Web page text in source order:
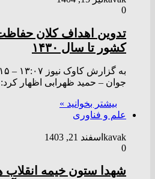
0
تدوین اهداف کلان
کشور تا سال ۱۴۳۰
جوان – حمید ظهرابی اظهار
بیشتر بخوانید »
علم و فناوری
kavak اسفند 21, 1403
0
شهدا ستون خیمه انقلاب